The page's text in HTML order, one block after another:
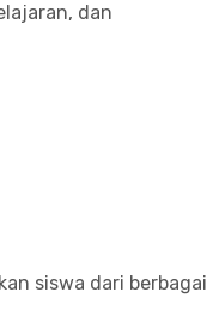
dan
siswa dari berbagai